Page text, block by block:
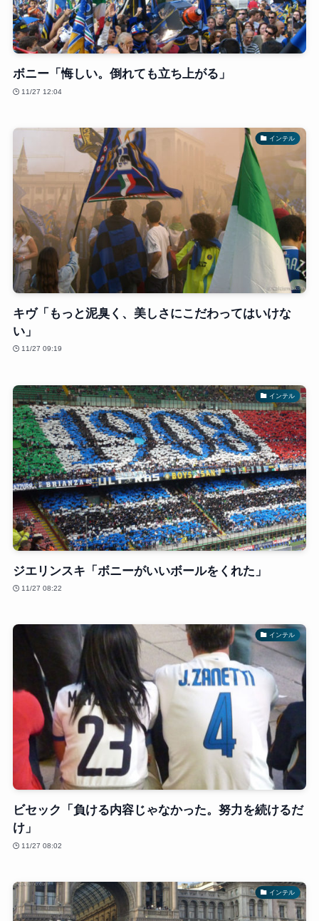
ボニー「悔しい。倒れても立ち上がる」
11/27 12:04
インテル
キヴ「もっと泥臭く、美しさにこだわってはいけな
い」
11/27 09:19
インテル
ジエリンスキ「ボニーがいいボールをくれた」
11/27 08:22
インテル
ビセック「負ける内容じゃなかった。努力を続けるだ
け」
11/27 08:02
インテル